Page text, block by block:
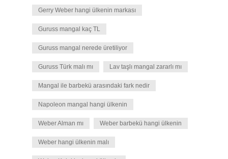
Gerry Weber hangi ülkenin markası
Guruss mangal kaç TL
Guruss mangal nerede üretiliyor
Guruss Türk malı mı Lav taşlı mangal zararlı mı
Mangal ile barbekü arasındaki fark nedir
Napoleon mangal hangi ülkenin
Weber Alman mı Weber barbekü hangi ülkenin
Weber hangi ülkenin malı